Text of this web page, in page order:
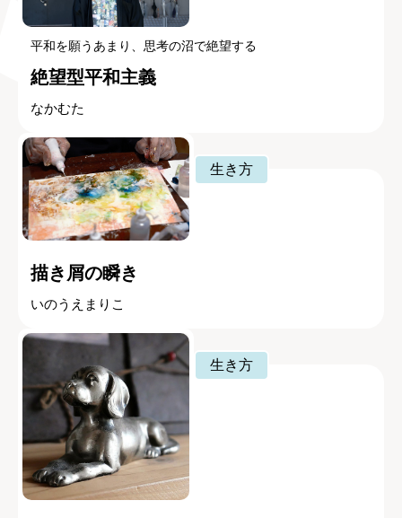
平和を願うあまり、思考の沼で絶望する
絶望型平和主義
なかむた
生き方
描き屑の瞬き
いのうえまりこ
生き方